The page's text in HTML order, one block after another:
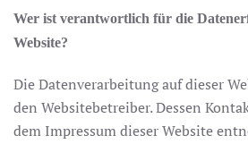
Wer ist verantwortlich für die
Website?
Die Datenverarbeitung auf dieser
den Websitebetreiber. Dessen
dem Impressum dieser Website